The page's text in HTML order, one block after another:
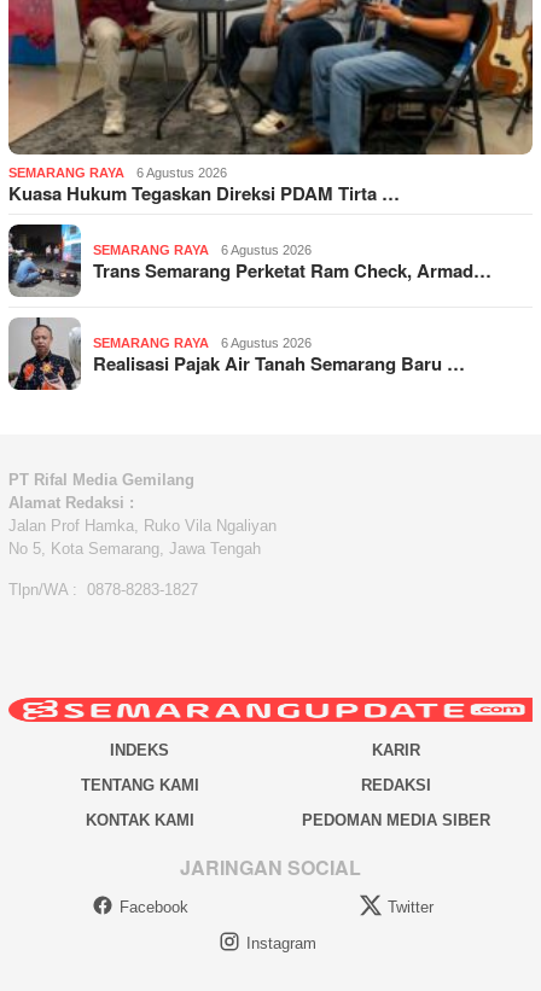
SEMARANG RAYA 6 Agustus 2026
Kuasa Hukum Tegaskan Direksi PDAM Tirta …
SEMARANG RAYA 6 Agustus 2026
Trans Semarang Perketat Ram Check, Armad…
SEMARANG RAYA 6 Agustus 2026
Realisasi Pajak Air Tanah Semarang Baru …
PT Rifal Media Gemilang
Alamat Redaksi :
Jalan Prof Hamka, Ruko Vila Ngaliyan
No 5, Kota Semarang, Jawa Tengah
Tlpn/WA : 0878-8283-1827
INDEKS
KARIR
TENTANG KAMI
REDAKSI
KONTAK KAMI
PEDOMAN MEDIA SIBER
JARINGAN SOCIAL
Facebook
Twitter
Instagram